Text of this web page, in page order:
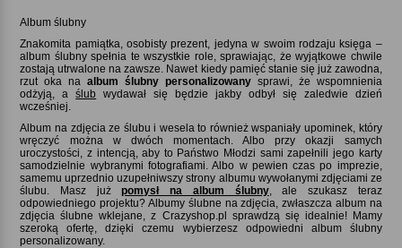
Album ślubny
Znakomita pamiątka, osobisty prezent, jedyna w swoim rodzaju księga –
album ślubny spełnia te wszystkie role, sprawiając, że wyjątkowe chwile
zostają utrwalone na zawsze. Nawet kiedy pamięć stanie się już zawodna,
rzut oka naalbum ślubny personalizowanysprawi, że wspomnienia
odżyją, aślub wydawał się będzie jakby odbył się zaledwie dzień
wcześniej.
Album na zdjęcia ze ślubu i wesela to również wspaniały upominek, który
wręczyć można w dwóch momentach. Albo przy okazji samych
uroczystości, z intencją, aby to Państwo Młodzi sami zapełnili jego karty
samodzielnie wybranymi fotografiami. Albo w pewien czas po imprezie,
samemu uprzednio uzupełniwszy strony albumu wywołanymi zdjęciami ze
ślubu. Masz jużpomysł na album ślubny, ale szukasz teraz
odpowiedniego projektu? Albumy ślubne na zdjęcia, zwłaszcza album na
zdjęcia ślubne wklejane, z Crazyshop.pl sprawdzą się idealnie! Mamy
szeroką ofertę, dzięki czemu wybierzesz odpowiedni album ślubny
personalizowany.